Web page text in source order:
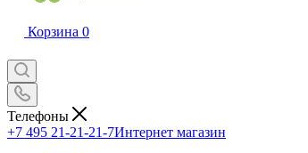
Корзина 0
Телефоны
+7 495 21-21-21-7Интернет магазин